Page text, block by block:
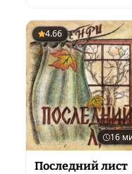
4.66
16
Последний лист